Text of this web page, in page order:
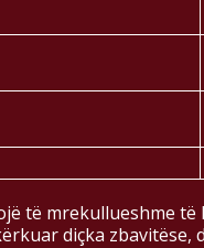
të mrekullueshme
diçka